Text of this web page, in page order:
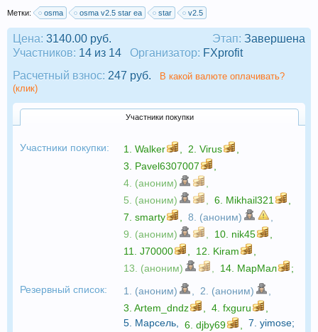
Метки: osma osma v2.5 star ea star v2.5
Этап: Завершена
Цена: 3140.00 руб.
Участников: 14 из 14 Организатор: FXprofit
Расчетный взнос: 247 руб.
В какой валюте оплачивать?
(клик)
Участники покупки
Участники покупки: 1. Walker 2. Virus
3. Pavel6307007
4. (аноним)
5. (аноним)
6. Mikhail321
7. smarty 8. (аноним)
9. (аноним)
10. nik45
11. J70000 12. Kiram
13. (аноним)
14. МарМал
;
Резервный список:
1. (аноним) 2. (аноним)
3. Artem_dndz 4. fxguru
5. Марсель 6. djby69 7. yimose;